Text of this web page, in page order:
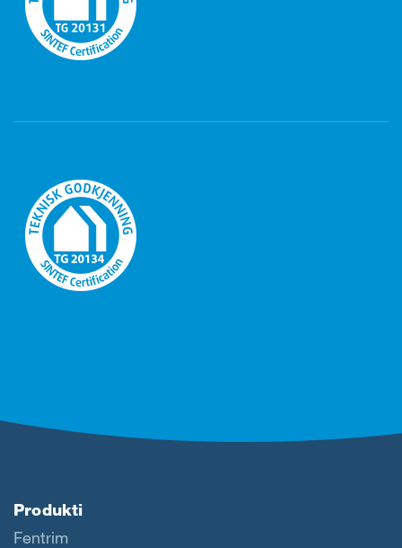
Produkti
Fentrim